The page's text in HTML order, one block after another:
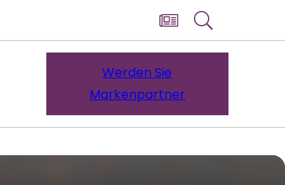
Werden Sie
Markenpartner